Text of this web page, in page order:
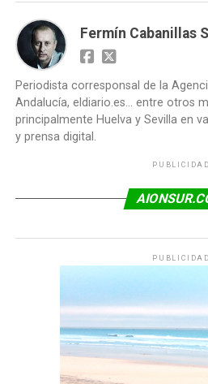
Fermín Cabanillas
Periodista corresponsal de la
Andalucía, eldiario.es... entre otros
principalmente Huelva y Sevilla en
y prensa digital.
PUBLICIDAD
PUBLICIDAD